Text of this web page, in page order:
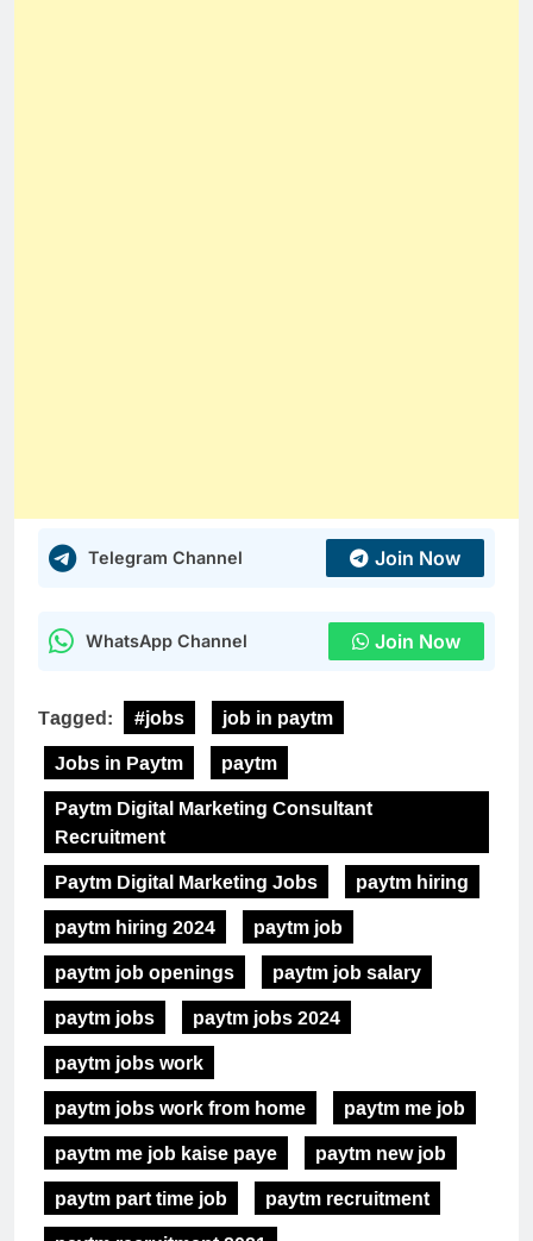
Telegram Channel Join Now
WhatsApp Channel Join Now
Tagged: #jobs
job in paytm
Jobs in Paytm
paytm
Paytm Digital Marketing Consultant
Recruitment
Paytm Digital Marketing Jobs
paytm hiring
paytm hiring 2024
paytm job
paytm job openings
paytm job salary
paytm jobs
paytm jobs 2024
paytm jobs work
paytm jobs work from home
paytm me job
paytm me job kaise paye
paytm new job
paytm part time job
paytm recruitment